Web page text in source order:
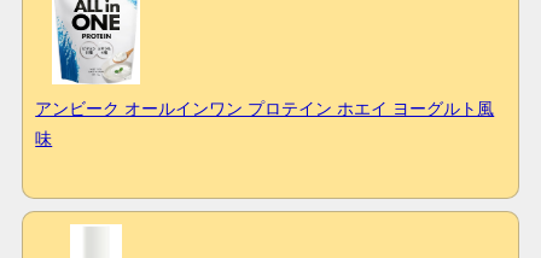
アンビーク オールインワン プロテイン ホエイ ヨーグルト風
味